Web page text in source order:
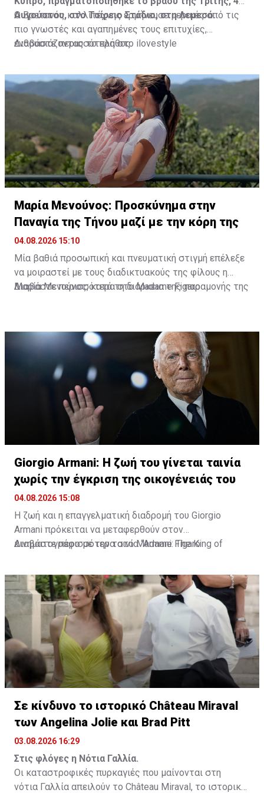
Αυγούστου, στο Τσίρειο Στάδιο, στη Λεμεσό.
Ο Βρετανός καλλιτέχνης ερμήνευσε μερικές από τις
πιο γνωστές και αγαπημένες τους επιτυχίες,
ενθουσιάζοντας το πλήθος.
Διαβάστε περισσότερα στο ilovestyle
Μαρία Μενούνος: Προσκύνημα στην
Παναγία της Τήνου μαζί με την κόρη της
04.08.2026 15:10
Μία βαθιά προσωπική και πνευματική στιγμή επέλεξε
να μοιραστεί με τους διαδικτυακούς της φίλους η
Μαρία Μενούνος, κατά τη διάρκεια της παραμονής της
προσκύνημα που, όπως αποκάλυψε, είχε ξεχωριστή
σημασία για την ίδια.
Διαβάστε περισσότερα στο Madame Figaro
Giorgio Armani: Η ζωή του γίνεται ταινία
χωρίς την έγκριση της οικογένειάς του
04.08.2026 15:08
Η ζωή και η επαγγελματική διαδρομή του Giorgio
Armani πρόκειται να μεταφερθούν στον
κινηματογράφο με την ταινία “Armani: The King of
Φεστιβάλ των Καννών.
Διαβάστε περισσότερα στο Madame Figaro
Σε κίνδυνο το ιστορικό Château Miraval
των Angelina Jolie και Brad Pitt
03.08.2026 16:29
Στις φλόγες η Νότια Γαλλία.
Οι καταστροφικές πυρκαγιές που μαίνονται στη
νότια Γαλλία απειλούν το Château Miraval, το ιστορικό